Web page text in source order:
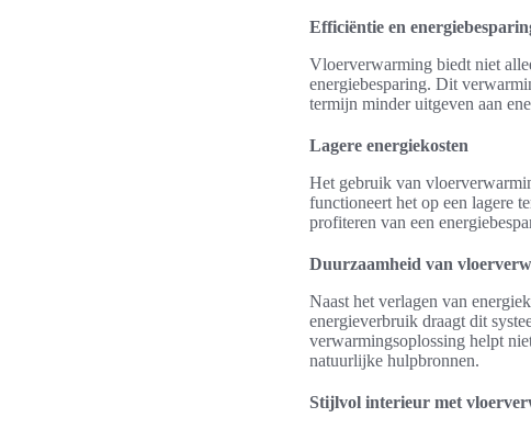
Efficiëntie en
Vloerverwarming biedt niet
energiebesparing. Dit
termijn minder uitgeven aan
Lagere energiekosten
Het gebruik van
functioneert het op een lagere
profiteren van een
Duurzaamheid van
Naast het verlagen van
energieverbruik draagt dit
verwarmingsoplossing helpt
natuurlijke hulpbronnen.
Stijlvol interieur met